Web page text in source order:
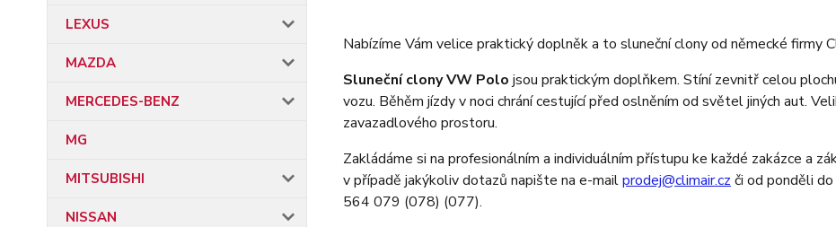
LEXUS
MAZDA
MERCEDES-BENZ
MG
MITSUBISHI
NISSAN
Nabízíme Vám velice praktický doplněk a to sluneční clony od německé firmy
Sluneční clony VW Polo jsou praktickým doplňkem. Stíní zevnitř celou
vozu. Běhěm jízdy v noci chrání cestující před oslněním od světel jiných aut.
zavazadlového prostoru.
Zakládáme si na profesionálním a individuálním přístupu ke každé zakázce a
v případě jakýkoliv dotazů napište na e-mailprodej@climair.cz či od ponděli
564 079 (078) (077).